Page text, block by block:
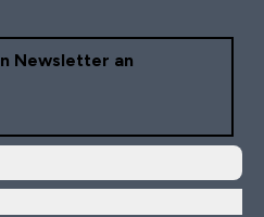
Newsletter an